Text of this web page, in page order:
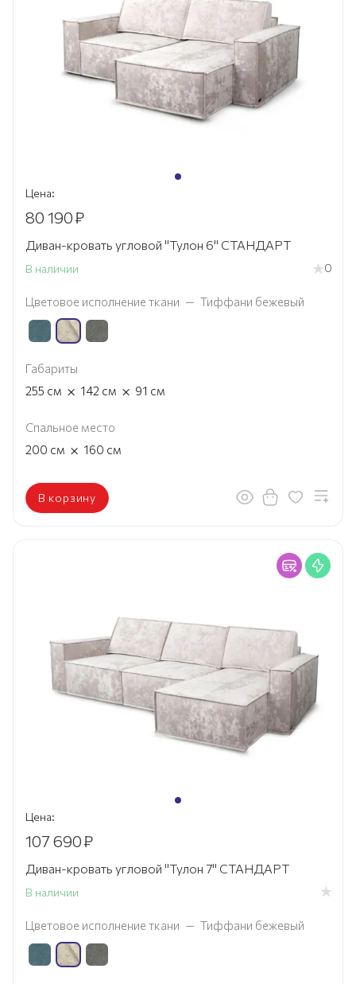
Цена:
80 190₽
Диван-кровать угловой "Тулон 6" СТАНДАРТ
В наличии 0
Цветовое исполнение ткани — Тиффани бежевый
Габариты
255 см × 142 см × 91 см
Спальное место
200 см × 160 см
В корзину
Цена:
107 690₽
Диван-кровать угловой "Тулон 7" СТАНДАРТ
В наличии
Цветовое исполнение ткани — Тиффани бежевый